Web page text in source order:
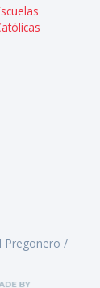
Pregonero /